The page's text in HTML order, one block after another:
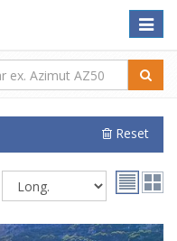
Toggle
Reset